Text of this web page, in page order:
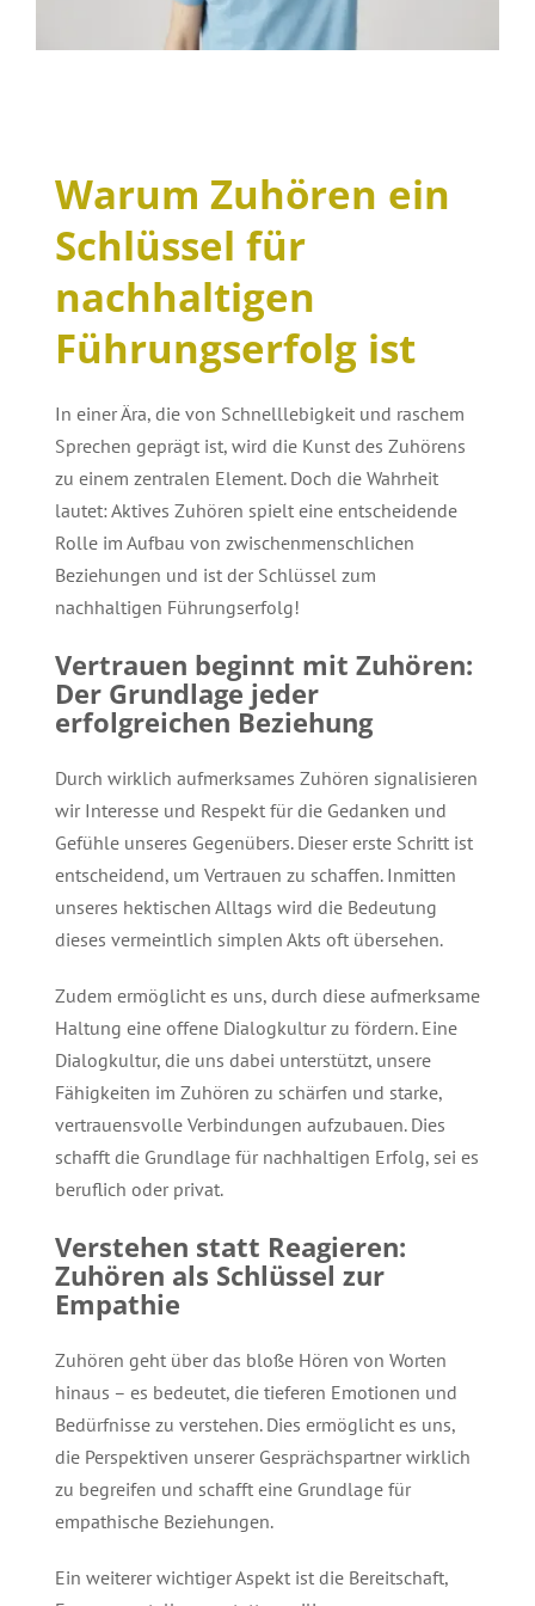
Warum Zuhören ein
Schlüssel für
nachhaltigen
Führungserfolg ist
In einer Ära, die von Schnelllebigkeit und raschem
Sprechen geprägt ist, wird die Kunst des Zuhörens
zu einem zentralen Element. Doch die Wahrheit
lautet: Aktives Zuhören spielt eine entscheidende
Rolle im Aufbau von zwischenmenschlichen
Beziehungen und ist der Schlüssel zum
nachhaltigen Führungserfolg!
Vertrauen beginnt mit Zuhören:
Der Grundlage jeder
erfolgreichen Beziehung
Durch wirklich aufmerksames Zuhören signalisieren
wir Interesse und Respekt für die Gedanken und
Gefühle unseres Gegenübers. Dieser erste Schritt ist
entscheidend, um Vertrauen zu schaffen. Inmitten
unseres hektischen Alltags wird die Bedeutung
dieses vermeintlich simplen Akts oft übersehen.
Zudem ermöglicht es uns, durch diese aufmerksame
Haltung eine offene Dialogkultur zu fördern. Eine
Dialogkultur, die uns dabei unterstützt, unsere
Fähigkeiten im Zuhören zu schärfen und starke,
vertrauensvolle Verbindungen aufzubauen. Dies
schafft die Grundlage für nachhaltigen Erfolg, sei es
beruflich oder privat.
Verstehen statt Reagieren:
Zuhören als Schlüssel zur
Empathie
Zuhören geht über das bloße Hören von Worten
hinaus – es bedeutet, die tieferen Emotionen und
Bedürfnisse zu verstehen. Dies ermöglicht es uns,
die Perspektiven unserer Gesprächspartner wirklich
zu begreifen und schafft eine Grundlage für
empathische Beziehungen.
Ein weiterer wichtiger Aspekt ist die Bereitschaft,